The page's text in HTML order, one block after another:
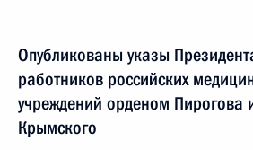
Опубликованы указы
работников российских
учреждений орденом Пирогова
Крымского